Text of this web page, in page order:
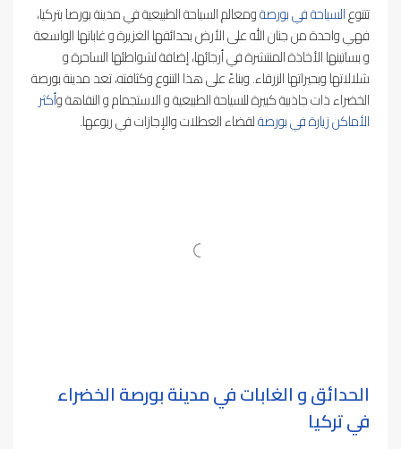
تتنوعالسياحة في بورصةومعالم السياحة الطبيعية في مدينة بورصا بتركيا،
فهي واحدة من جنان الله على الأرض بحدائقها الغزيرة و غاباتها الواسعة
و بساتينها الأخاذة المنتشرة في أرجائها، إضافة لشواطئها الساحرة و
شلالاتها وبحيراتها الزرقاء. وبناءً على هذا التنوع وكثافته، تعد مدينة بورصة
الخضراء ذات جاذبية كبيرة للسياحة الطبيعية و الاستجمام و النقاهة وأكثر
الأماكن زيارة في بورصةلقضاء العطلات والإجازات في ربوعها.
الحدائق و الغابات في مدينة بورصة الخضراء
في تركيا